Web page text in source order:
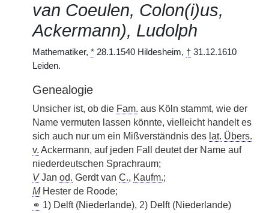
van Coeulen, Colon(i)us,
Ackermann), Ludolph
Mathematiker, * 28.1.1540 Hildesheim, † 31.12.1610
Leiden.
Genealogie
Unsicher ist, ob die Fam. aus Köln stammt, wie der
Name vermuten lassen könnte, vielleicht handelt es
sich auch nur um ein Mißverständnis des lat. Übers.
v. Ackermann, auf jeden Fall deutet der Name auf
niederdeutschen Sprachraum;
VJan od. Gerdt van C., Kaufm.;
MHester de Roode;
⚭ 1) Delft (Niederlande), 2) Delft (Niederlande)